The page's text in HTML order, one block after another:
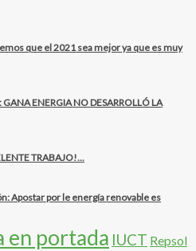
que el 2021 sea mejor ya que es muy
ENERGIA NO DESARROLLÓ LA
TRABAJO!...
Apostar por le energía renovable es
en portada IUCT Repsol